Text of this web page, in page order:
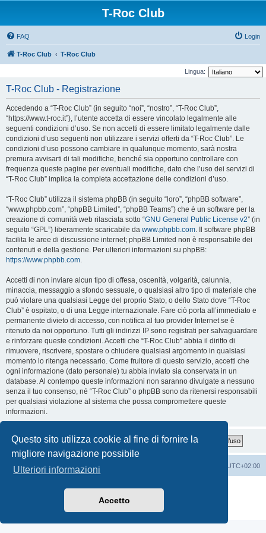
Questo sito utilizza cookie al fine di fornire la
migliore navigazione possibile
Ulteriori informazioni
Accetto
T-Roc Club
FAQ Login
T-Roc Club T-Roc Club
Lingua:
T-Roc Club - Registrazione
Accedendo a “T-Roc Club” (in seguito “noi”, “nostro”, “T-Roc Club”,
“https://www.t-roc.it”), l’utente accetta di essere vincolato legalmente alle
seguenti condizioni d’uso. Se non accetti di essere limitato legalmente dalle
condizioni d’uso seguenti non utilizzare i servizi offerti da “T-Roc Club”. Le
condizioni d’uso possono cambiare in qualunque momento, sarà nostra
premura avvisarti di tali modifiche, benché sia opportuno controllare con
frequenza queste pagine per eventuali modifiche, dato che l’uso dei servizi di
“T-Roc Club” implica la completa accettazione delle condizioni d’uso.
“T-Roc Club” utilizza il sistema phpBB (in seguito “loro”, “phpBB software”,
“www.phpbb.com”, “phpBB Limited”, “phpBB Teams”) che è un software per la
creazione di comunità web rilasciata sotto “GNU General Public License v2” (in
seguito “GPL”) liberamente scaricabile da www.phpbb.com. Il software phpBB
facilita le aree di discussione internet; phpBB Limited non è responsabile dei
contenuti e della gestione. Per ulteriori informazioni su phpBB:
https://www.phpbb.com.
Accetti di non inviare alcun tipo di offesa, oscenità, volgarità, calunnia,
minaccia, messaggio a sfondo sessuale, o qualsiasi altro tipo di materiale che
può violare una qualsiasi Legge del proprio Stato, o dello Stato dove “T-Roc
Club” è ospitato, o di una Legge internazionale. Fare ciò porta all’immediato e
permanente divieto di accesso, con notifica al tuo provider Internet se è
ritenuto da noi opportuno. Tutti gli indirizzi IP sono registrati per salvaguardare
e rinforzare queste condizioni. Accetti che “T-Roc Club” abbia il diritto di
rimuovere, riscrivere, spostare o chiudere qualsiasi argomento in qualsiasi
momento lo ritenga necessario. Come fruitore di questo servizio, accetti che
ogni informazione (dato personale) tu abbia inviato sia conservata in un
database. Al contempo queste informazioni non saranno divulgate a nessuno
senza il tuo consenso, né “T-Roc Club” o phpBB sono da ritenersi responsabili
per qualsiasi violazione al sistema che possa compromettere queste
informazioni.
T-Roc Club T-Roc Club UTC+02:00
Traduzione Italiana